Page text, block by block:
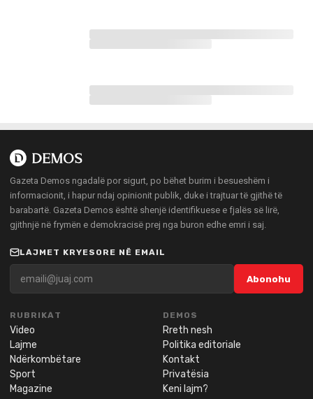
Gazeta Demos ngadalë por sigurt, po bëhet burim i besueshëm i
informacionit, i hapur ndaj opinionit publik, duke i trajtuar të gjithë të
barabartë. Gazeta Demos është shenjë identifikuese e fjalës së lirë,
gjithnjë në frymën e demokracisë prej nga buron edhe emri i saj.
LAJMET KRYESORE NË EMAIL
Abonohu
RUBRIKAT
Video
Lajme
Ndërkombëtare
Sport
Magazine
DEMOS
Rreth nesh
Politika editoriale
Kontakt
Privatësia
Keni lajm?